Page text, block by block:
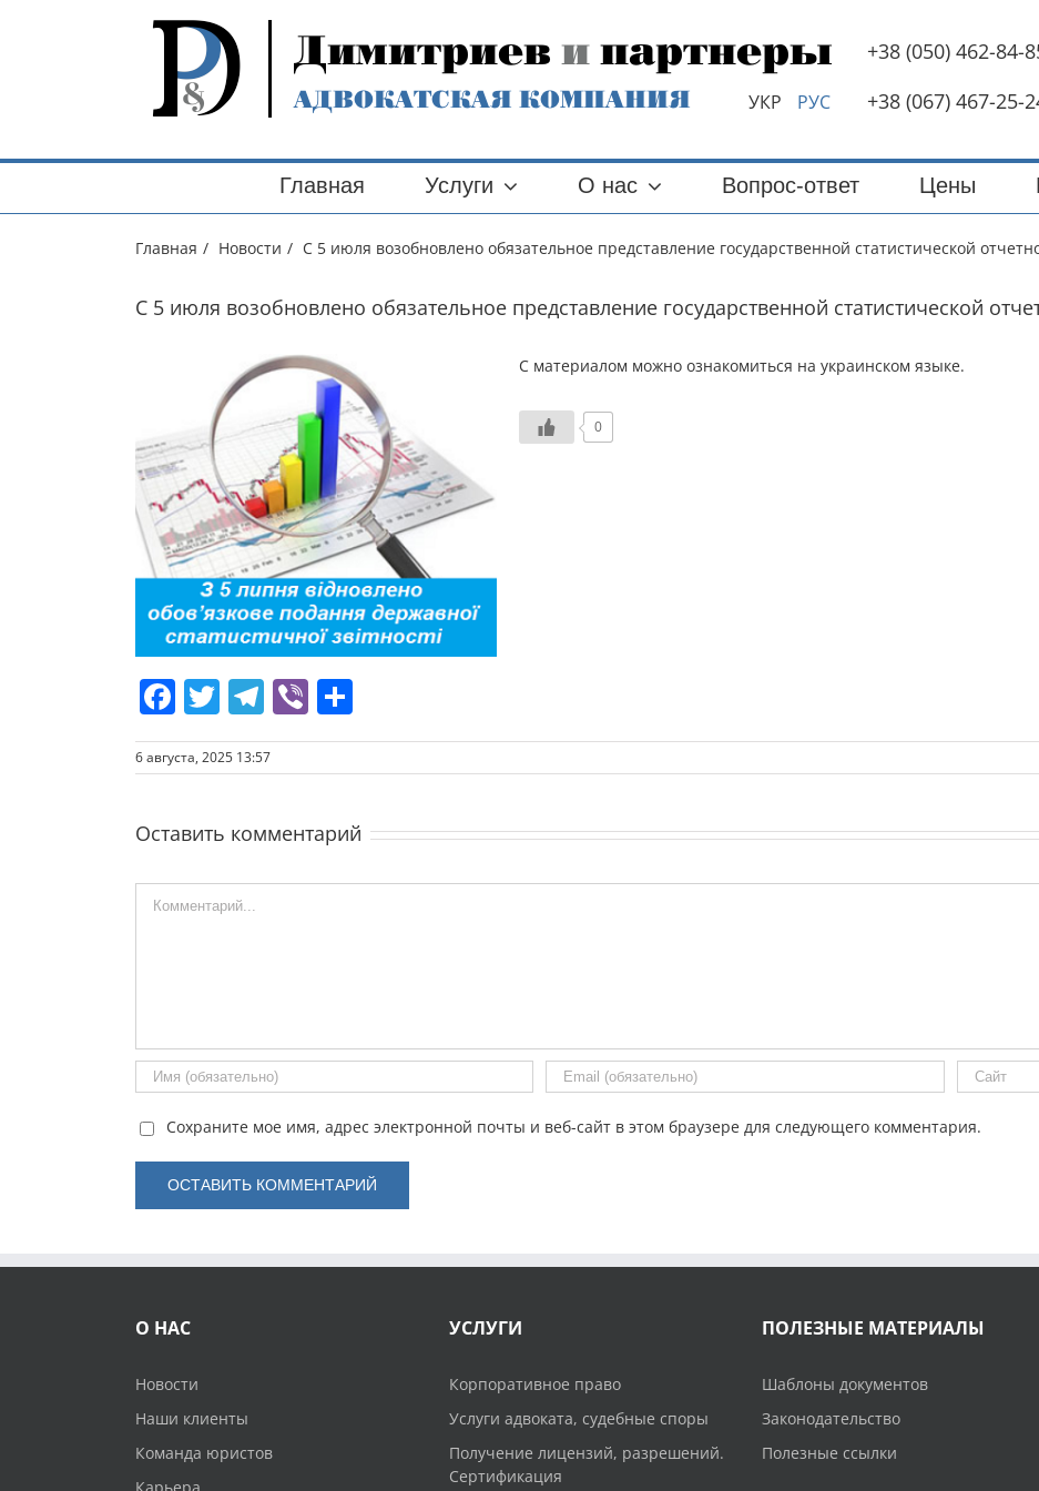
Димитриев и партнеры
АДВОКАТСКАЯ КОМПАНИЯ УКР РУС
+38 (050) 462-84-
+38 (067) 467-25-
Главная Услуги О нас Вопрос-ответ Цены
Главная / Новости / С 5 июля возобновлено обязательное представление государственной статистической
С 5 июля возобновлено обязательное представление государственной статистической
С материалом можно ознакомиться на украинском языке.
0
Facebook
Twitter
Telegram
Viber
6 августа, 2025 13:57
Оставить комментарий
Сохраните мое имя, адрес электронной почты и веб-сайт в этом браузере для следующего комментария.
О НАС
Новости
Наши клиенты
Команда юристов
УСЛУГИ
Корпоративное право
Услуги адвоката, судебные споры
Получение лицензий, разрешений.
Сертификация
ПОЛЕЗНЫЕ МАТЕРИАЛЫ
Шаблоны документов
Законодательство
Полезные ссылки